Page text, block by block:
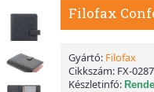
Filofax
Gyártó: Filofax
Cikkszám: FX-
Készletinfó: